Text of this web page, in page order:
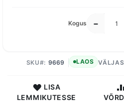
Kogus −
SKU 9669 LAOS
LISA
LEMMIKUTESSE